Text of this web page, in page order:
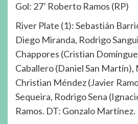
Gol: 27’ Roberto Ramos (RP)
River Plate (1): Sebastián
Diego Miranda, Rodrigo
Chappores (Cristian
Caballero (Daniel San Martín),
Christian Méndez (Javier
Sequeira, Rodrigo Sena
Ramos. DT: Gonzalo Martínez.